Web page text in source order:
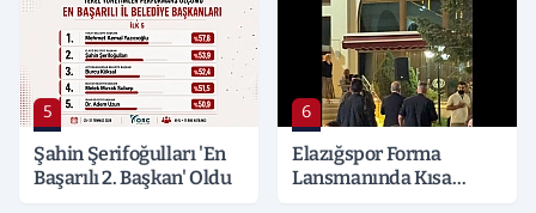
5
Şahin Şerifoğulları 'En
Başarılı 2. Başkan' Oldu
6
Elazığspor Forma
Lansmanında Kısa